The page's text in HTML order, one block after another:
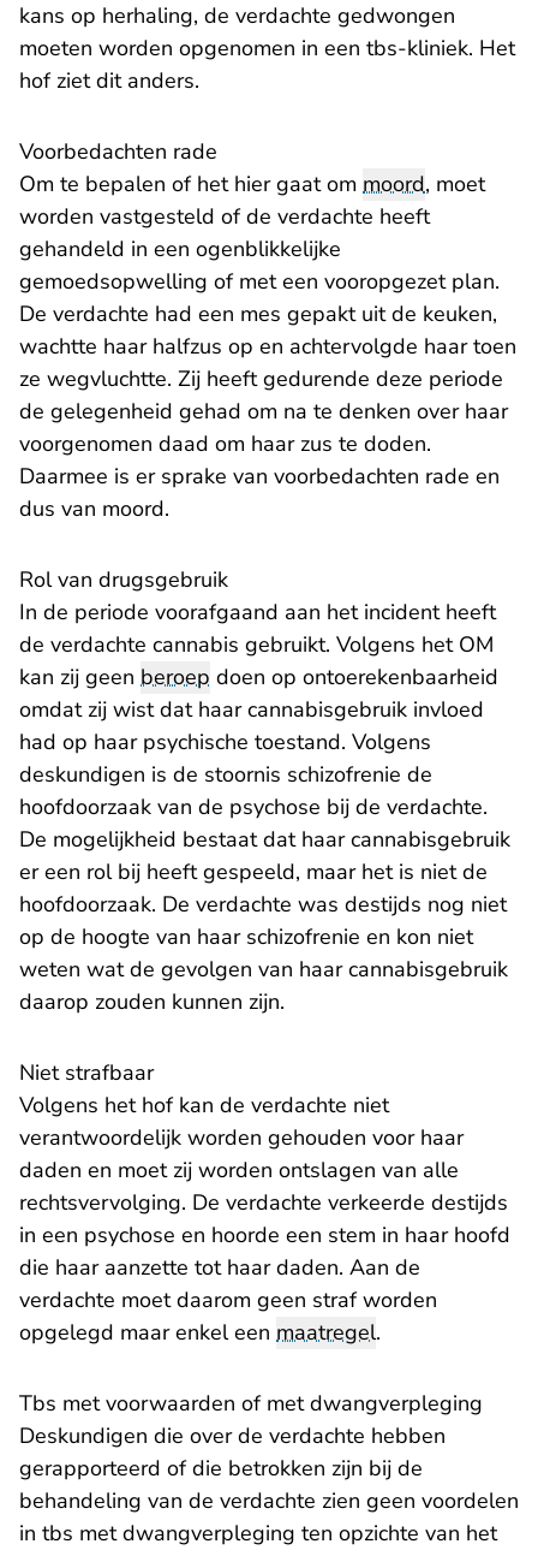
kans op herhaling, de verdachte gedwongen
moeten worden opgenomen in een tbs-kliniek. Het
hof ziet dit anders.
Voorbedachten rade
Om te bepalen of het hier gaat om moord, moet
worden vastgesteld of de verdachte heeft
gehandeld in een ogenblikkelijke
gemoedsopwelling of met een vooropgezet plan.
De verdachte had een mes gepakt uit de keuken,
wachtte haar halfzus op en achtervolgde haar toen
ze wegvluchtte. Zij heeft gedurende deze periode
de gelegenheid gehad om na te denken over haar
voorgenomen daad om haar zus te doden.
Daarmee is er sprake van voorbedachten rade en
dus van moord.
Rol van drugsgebruik
In de periode voorafgaand aan het incident heeft
de verdachte cannabis gebruikt. Volgens het OM
kan zij geen beroep doen op ontoerekenbaarheid
omdat zij wist dat haar cannabisgebruik invloed
had op haar psychische toestand. Volgens
deskundigen is de stoornis schizofrenie de
hoofdoorzaak van de psychose bij de verdachte.
De mogelijkheid bestaat dat haar cannabisgebruik
er een rol bij heeft gespeeld, maar het is niet de
hoofdoorzaak. De verdachte was destijds nog niet
op de hoogte van haar schizofrenie en kon niet
weten wat de gevolgen van haar cannabisgebruik
daarop zouden kunnen zijn.
Niet strafbaar
Volgens het hof kan de verdachte niet
verantwoordelijk worden gehouden voor haar
daden en moet zij worden ontslagen van alle
rechtsvervolging. De verdachte verkeerde destijds
in een psychose en hoorde een stem in haar hoofd
die haar aanzette tot haar daden. Aan de
verdachte moet daarom geen straf worden
opgelegd maar enkel een maatregel.
Tbs met voorwaarden of met dwangverpleging
Deskundigen die over de verdachte hebben
gerapporteerd of die betrokken zijn bij de
behandeling van de verdachte zien geen voordelen
in tbs met dwangverpleging ten opzichte van het